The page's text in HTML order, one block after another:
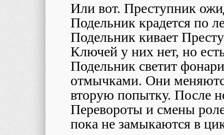
Или вот. Преступник
Подельник крадется по
Подельник кивает
Ключей у них нет, но
Подельник светит
отмычками. Они
вторую попытку. После
Перевороты и смены
пока не замыкаются в